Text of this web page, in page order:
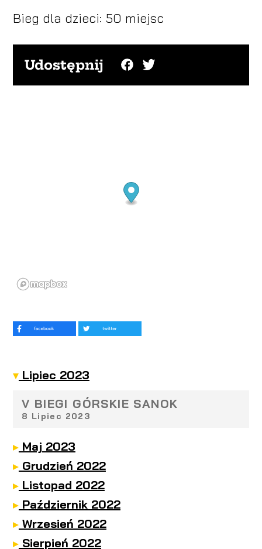
Bieg dla dzieci: 50 miejsc
Udostępnij
Lipiec 2023
V BIEGI GÓRSKIE SANOK
8 Lipiec 2023
Maj 2023
JBL Triathlon Sieraków
27 Maj 2023
Grudzień 2022
MORSMAN Triathlon 2022
10 Grudzień 2022
GARMIN ULTRA RACE GDAŃSK
Listopad 2022
Poznański Bieg Niepodległości –
Kocham Polskę!
11 Listopad 2022
Październik 2022
Perła Paprocan
23 Październik 2022
Wrzesień 2022
Sierpień 2022